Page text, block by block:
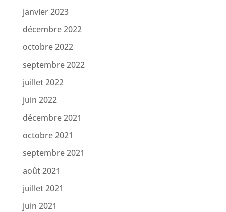
janvier 2023
décembre 2022
octobre 2022
septembre 2022
juillet 2022
juin 2022
décembre 2021
octobre 2021
septembre 2021
août 2021
juillet 2021
juin 2021